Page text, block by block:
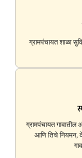
ग्रामपंचायत शाळा
ग्रामपंचायत
आणि तिचे नियमन,